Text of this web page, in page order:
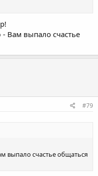
Вам выпало счастье
#79
выпало счастье общаться